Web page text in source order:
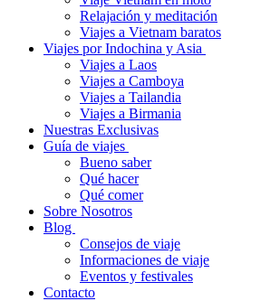
Relajación y meditación
Viajes a Vietnam baratos
Viajes por Indochina y Asia
Viajes a Laos
Viajes a Camboya
Viajes a Tailandia
Viajes a Birmania
Nuestras Exclusivas
Guía de viajes
Bueno saber
Qué hacer
Qué comer
Sobre Nosotros
Blog
Consejos de viaje
Informaciones de viaje
Eventos y festivales
Contacto